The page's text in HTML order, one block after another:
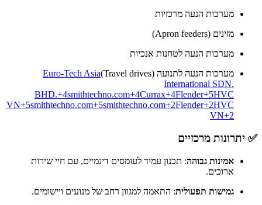
מערכות הנעה מרכזיות
מזינים (Apron feeders)
מערכות הנעה לטחנות אנכיות
מערכות הנעה לתנועה (Travel drives)
Euro-Tech Asia
International SDN.
BHD.+4smithtechno.com+4Currax+4Flender+5HVC
VN+5smithtechno.com+5smithtechno.com+2Flender+2HVC
VN+2
✅ יתרונות מרכזיים
אמינות גבוהה: תכנון עמיד לעומסים דינמיים, עם חיי שירות
ארוכים.
גמישות תפעולית: התאמה למגוון רחב של מנועים ויישומים.